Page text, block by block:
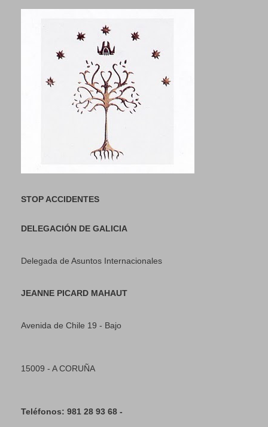
STOP ACCIDENTES
DELEGACIÓN DE GALICIA
Delegada de Asuntos Internacionales
JEANNE PICARD MAHAUT
Avenida de Chile 19 - Bajo
15009 - A CORUÑA
Teléfonos: 981 28 93 68 -